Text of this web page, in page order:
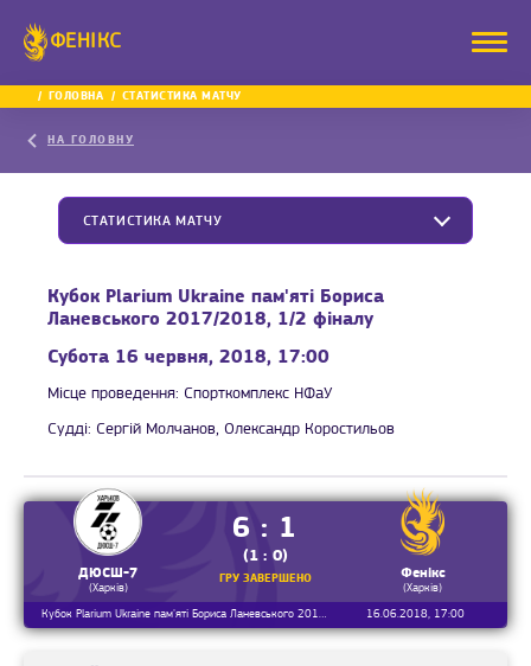
ФЕНІКС
ГОЛОВНА СТАТИСТИКА МАТЧУ
НА ГОЛОВНУ
СТАТИСТИКА МАТЧУ
Кубок Plarium Ukraine пам'яті Бориса
Ланевського 2017/2018, 1/2 фіналу
Субота 16 червня, 2018, 17:00
Місце проведення: Спорткомплекс НФаУ
Судді: Сергій Молчанов, Олександр Коростильов
ДЮСШ-7
(Харків)
6 : 1
(1 : 0)
ГРУ ЗАВЕРШЕНО Фенікс
(Харків)
Кубок Plarium Ukraine пам'яті Бориса Ланевського 2017/2018, 1/2 фіналу
16.06.2018, 17:00